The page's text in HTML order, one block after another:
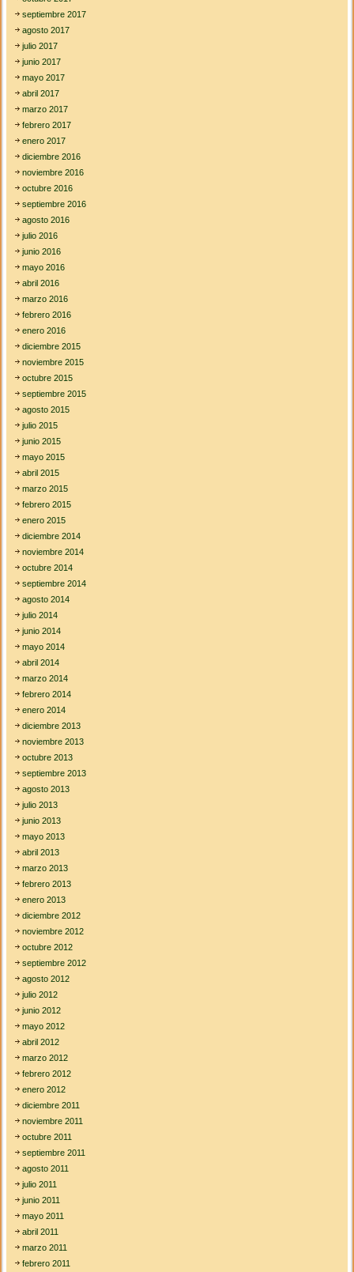
septiembre 2017
agosto 2017
julio 2017
junio 2017
mayo 2017
abril 2017
marzo 2017
febrero 2017
enero 2017
diciembre 2016
noviembre 2016
octubre 2016
septiembre 2016
agosto 2016
julio 2016
junio 2016
mayo 2016
abril 2016
marzo 2016
febrero 2016
enero 2016
diciembre 2015
noviembre 2015
octubre 2015
septiembre 2015
agosto 2015
julio 2015
junio 2015
mayo 2015
abril 2015
marzo 2015
febrero 2015
enero 2015
diciembre 2014
noviembre 2014
octubre 2014
septiembre 2014
agosto 2014
julio 2014
junio 2014
mayo 2014
abril 2014
marzo 2014
febrero 2014
enero 2014
diciembre 2013
noviembre 2013
octubre 2013
septiembre 2013
agosto 2013
julio 2013
junio 2013
mayo 2013
abril 2013
marzo 2013
febrero 2013
enero 2013
diciembre 2012
noviembre 2012
octubre 2012
septiembre 2012
agosto 2012
julio 2012
junio 2012
mayo 2012
abril 2012
marzo 2012
febrero 2012
enero 2012
diciembre 2011
noviembre 2011
octubre 2011
septiembre 2011
agosto 2011
julio 2011
junio 2011
mayo 2011
abril 2011
marzo 2011
febrero 2011